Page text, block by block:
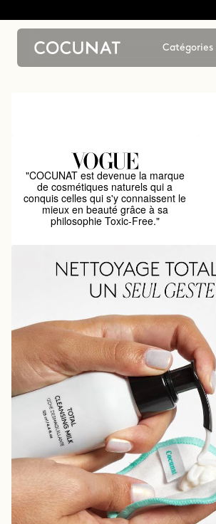
Catégories
"COCUNAT est devenue la marque
de cosmétiques naturels qui a
conquis celles qui s'y connaissent le
mieux en beauté grâce à sa
philosophie Toxic-Free."